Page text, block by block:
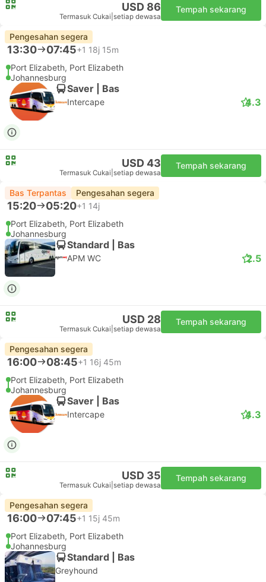
USD 86
Termasuk Cukai setiap dewasa
Tempah sekarang
Pengesahan segera
13:30 07:45+1 18j 15m
Port Elizabeth, Port Elizabeth
Johannesburg
Saver | Bas
Intercape 4.3
USD 43
Termasuk Cukai setiap dewasa
Tempah sekarang
Bas Terpantas Pengesahan segera
15:20 05:20+1 14j
Port Elizabeth, Port Elizabeth
Johannesburg
Standard | Bas
APM WC 2.5
USD 28
Termasuk Cukai setiap dewasa
Tempah sekarang
Pengesahan segera
16:00 08:45+1 16j 45m
Port Elizabeth, Port Elizabeth
Johannesburg
Saver | Bas
Intercape 4.3
USD 35
Termasuk Cukai setiap dewasa
Tempah sekarang
Pengesahan segera
16:00 07:45+1 15j 45m
Port Elizabeth, Port Elizabeth
Johannesburg
Standard | Bas
Greyhound